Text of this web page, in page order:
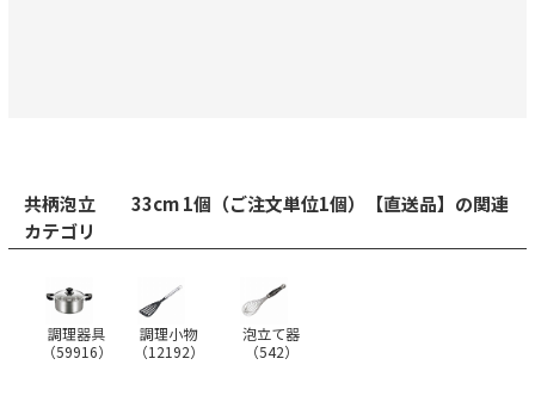
共柄泡立 33cm 1個（ご注文単位1個）【直送品】の関連
カテゴリ
調理器具
（59916）
調理小物
（12192）
泡立て器
（542）